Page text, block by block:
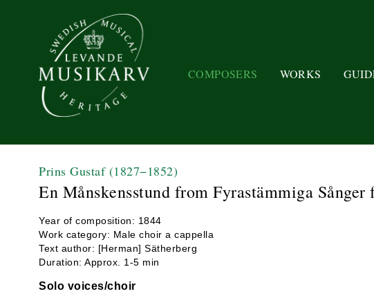
COMPOSERS WORKS
Prins Gustaf (1827−1852)
En Månskensstund from Fyrastämmiga
Year of composition: 1844
Work category: Male choir a cappella
Text author: [Herman] Sätherberg
Duration: Approx. 1-5 min
Solo voices/choir